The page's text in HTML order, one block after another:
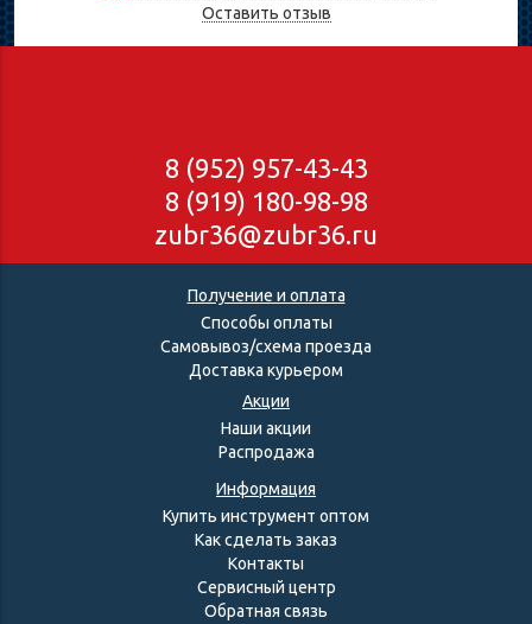
Оставить отзыв
8 (952) 957-43-43
8 (919) 180-98-98
zubr36@zubr36.ru
Получение и оплата
Способы оплаты
Самовывоз/схема проезда
Доставка курьером
Акции
Наши акции
Распродажа
Информация
Купить инструмент оптом
Как сделать заказ
Контакты
Сервисный центр
Обратная связь